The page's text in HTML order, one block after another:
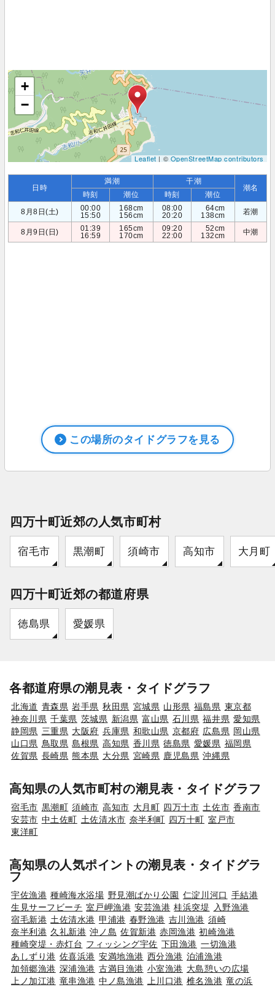
+
−
Leaflet| ©OpenStreetMap contributors
日時
満潮 干潮
潮名
時刻 潮位 時刻
潮位
8月8日(土)
00:00
15:50
168cm
156cm
08:00
20:20
64cm
138cm
若潮
8月9日(日)
01:39
16:59
165cm
170cm
09:20
22:00
52cm
132cm
中潮
この場所のタイドグラフを見る
四万十町近郊の人気市町村
宿毛市 黒潮町 須崎市 高知市 大月町
四万十町近郊の都道府県
徳島県 愛媛県
各都道府県の潮見表・タイドグラフ
北海道 青森県 岩手県 秋田県 宮城県 山形県 福島県 東京都
神奈川県 千葉県 茨城県 新潟県 富山県 石川県 福井県 愛知県
静岡県 三重県 大阪府 兵庫県 和歌山県 京都府 広島県 岡山県
山口県 鳥取県 島根県 高知県 香川県 徳島県 愛媛県 福岡県
佐賀県 長崎県 熊本県 大分県 宮崎県 鹿児島県 沖縄県
高知県の人気市町村の潮見表・タイドグラフ
宿毛市 黒潮町 須崎市 高知市 大月町 四万十市 土佐市 香南市
安芸市 中土佐町 土佐清水市 奈半利町 四万十町 室戸市
東洋町
高知県の人気ポイントの潮見表・タイドグラ
フ
宇佐漁港 種崎海水浴場 野見潮ばかり公園 仁淀川河口 手結港
生見サーフビーチ 室戸岬漁港 安芸漁港 桂浜突堤
入野漁港
宿毛新港 土佐清水港 甲浦港 春野漁港 吉川漁港 須崎
奈半利港 久礼新港 沖ノ島 佐賀新港 赤岡漁港 初崎漁港
種崎突堤・赤灯台 フィッシング宇佐 下田漁港 一切漁港
あしずり港 佐喜浜港 安満地漁港 西分漁港 泊浦漁港
加領郷漁港 深浦漁港 古満目漁港 小室漁港 大島憩いの広場
上ノ加江港 竜串漁港 中ノ島漁港 上川口港 椎名漁港 竜の浜